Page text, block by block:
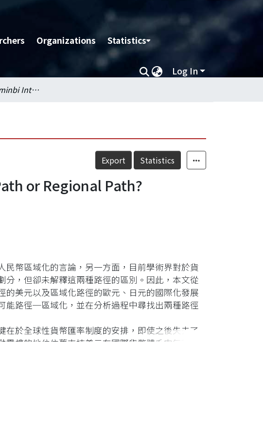
Organizations Statistics
Log In
Strategy of Renminbi Internationalization: Global Path or Regional Path?
Export Statistics
or Regional Path?
民幣區域化的言論，另一方面，目前學術界對於貨
，但卻未解釋這兩種路徑的區別。因此，本文從
美元以及區域化路徑的歐元、日元的國際化發展
能路徑─區域化，並在分析過程中尋找出兩種路徑
於全球性貨幣匯率制度的安排，即使之後失去了
權的地位依舊支持美元在國際貨幣體系中無可取
能。以歐元為代表的貨幣國際化區域路徑，結合
性地構建出國際貨幣，其成功的關鍵是區域性制
國的施壓和日元升值的雙重壓力下才開始國際
基礎和國內金融改革，1997金融危機後日元地位
藉由區域化路徑推動人民幣的國際貨幣職能：在
場開了初級國際貨幣功能；在官方職能上，考慮